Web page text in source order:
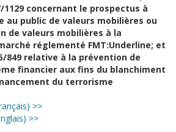
1129 concernant le prospectus à
au public de valeurs mobilières ou
de valeurs mobilières à la
réglementé FMT:Underline; et
849 relative à la prévention de
financier aux fins du blanchiment
du terrorisme
>>
>>